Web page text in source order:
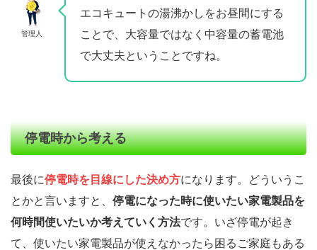
管理人
エコキュートの湯沸かしをお昼間にする
ことで、大容量ではなく中容量の蓄電池
で大丈夫ということですね。
停電時から考える
最後に停電時を目線にした決め方になります。どういうこ
とかと言いますと、 停電になった時に使いたい家電製品を
何時間使いたいか考えていく方法です。いざ停電が起き
て、使いたい家電製品が使えなかったら困るご家庭もある